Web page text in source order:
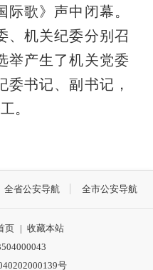
歌》声中闭幕。
、机关纪委分别召
举产生了机关党委
委书记、副书记，
工。
全省公安导航 全市公安导航
页 | 收藏本站
号